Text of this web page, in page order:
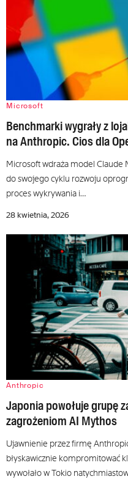
Microsoft
Benchmarki wygrały z
na Anthropic. Cios dla
Microsoft wdraża model
do swojego cyklu rozwoju
proces wykrywania i…
28 kwietnia, 2026
Anthropic
Japonia powołuje grupę
zagrożeniom AI Mythos
Ujawnienie przez firmę
błyskawicznie kompromitować
wywołało w Tokio